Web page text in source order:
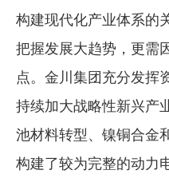
构建现代化产业体系的
把握发展大趋势，更需
点。金川集团充分发挥
持续加大战略性新兴产
池材料转型、镍铜合金
构建了较为完整的动力